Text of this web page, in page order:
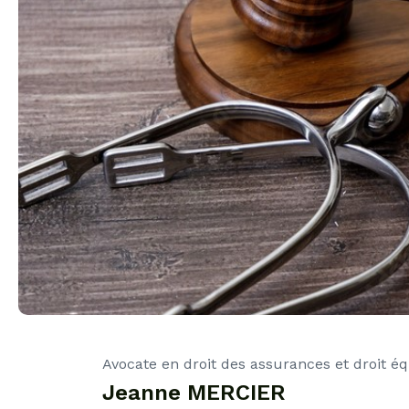
Avocate en droit des assurances et droit
Jeanne MERCIER